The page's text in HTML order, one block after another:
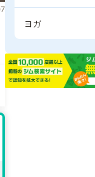
ヨガ